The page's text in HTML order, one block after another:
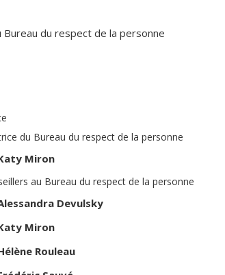
Bureau du respect de la personne
du Bureau du respect de la personne
Miron
au Bureau du respect de la personne
Devulsky
Miron
Rouleau